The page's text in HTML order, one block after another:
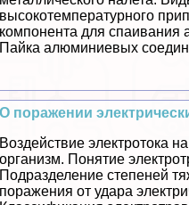
высокотемпературного
компонента для спаивания
Пайка алюминиевых
О поражении
Воздействие электротока
организм. Понятие
Подразделение степеней
поражения от удара